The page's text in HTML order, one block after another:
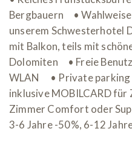
Bergbauern • Wahlweise
unserem
mit Balkon, teils mit
Dolomiten • Freie
WLAN • Private
inklusive MOBILCARD
Zimmer Comfort oder
3-6 Jahre -50%, 6-12